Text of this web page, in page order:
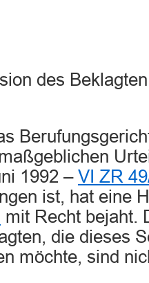
des Beklagten
1992 – VI ZR
ist, hat eine
mit Recht bejaht.
die dieses
möchte, sind